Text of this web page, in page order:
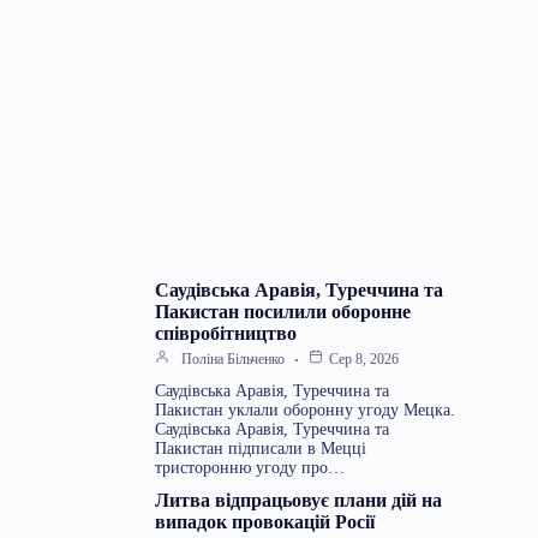
Саудівська Аравія, Туреччина та
Пакистан посилили оборонне
співробітництво
Поліна Більченко Сер 8, 2026
Саудівська Аравія, Туреччина та
Пакистан уклали оборонну угоду Мецка.
Саудівська Аравія, Туреччина та
Пакистан підписали в Мецці
тристоронню угоду про…
Литва відпрацьовує плани дій на
випадок провокацій Росії